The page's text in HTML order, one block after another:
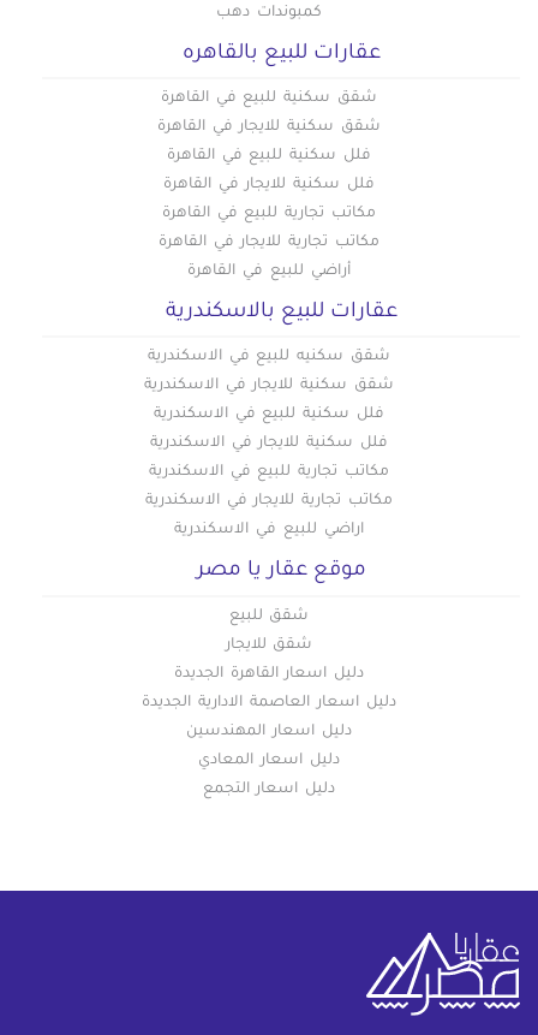
كمبوندات دهب
عقارات للبيع بالقاهره
شقق سكنية للبيع في القاهرة
شقق سكنية للايجار في القاهرة
فلل سكنية للبيع في القاهرة
فلل سكنية للايجار في القاهرة
مكاتب تجارية للبيع في القاهرة
مكاتب تجارية للايجار في القاهرة
أراضي للبيع في القاهرة
عقارات للبيع بالاسكندرية
شقق سكنيه للبيع في الاسكندرية
شقق سكنية للايجار في الاسكندرية
فلل سكنية للبيع في الاسكندرية
فلل سكنية للايجار في الاسكندرية
مكاتب تجارية للبيع في الاسكندرية
مكاتب تجارية للايجار في الاسكندرية
اراضي للبيع في الاسكندرية
موقع عقار يا مصر
شقق للبيع
شقق للايجار
دليل اسعار القاهرة الجديدة
دليل اسعار العاصمة الادارية الجديدة
دليل اسعار المهندسين
دليل اسعار المعادي
دليل اسعار التجمع